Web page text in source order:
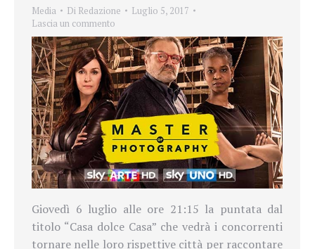
Media Di Redazione
Luglio 5, 2017
Lascia un commento
Giovedì 6 luglio alle ore 21:15 la puntata dal
titolo “Casa dolce Casa” che vedrà i concorrenti
tornare nelle loro rispettive città per raccontare